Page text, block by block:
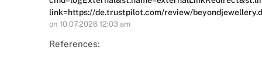
link=https://de.trustpilot.com/review/
on 10.07.2026 12:03 am
References: